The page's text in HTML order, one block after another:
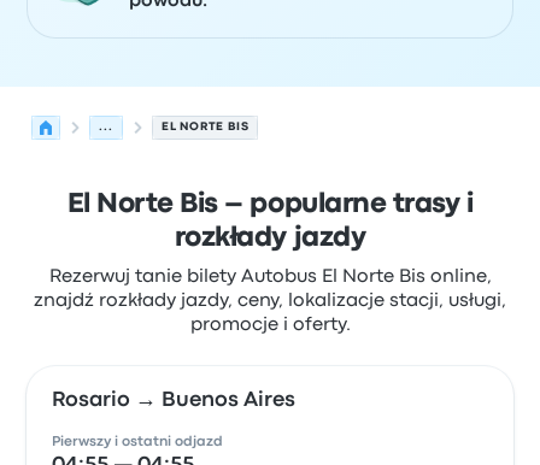
... EL NORTE BIS
El Norte Bis – popularne trasy i
rozkłady jazdy
Rezerwuj tanie bilety Autobus El Norte Bis online,
znajdź rozkłady jazdy, ceny, lokalizacje stacji, usługi,
promocje i oferty.
Rosario → Buenos Aires
Pierwszy i ostatni odjazd